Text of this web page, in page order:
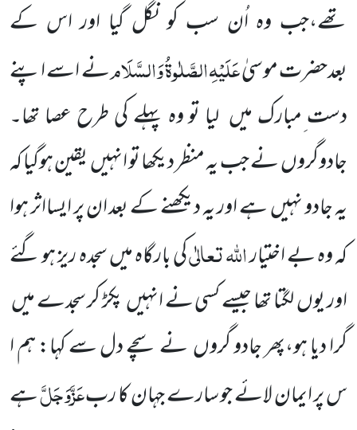
تھے،جب وہ اُن سب کو نگل گیا اور اس کے
بعدحضرت موسیٰعَلَیْہِالصَّلٰوۃُوَالسَّلَامنے اسے اپنے
دست ِمبارک میں لیا تو وہ پہلے کی طرح عصا تھا۔
جادوگروں نے جب یہ منظر دیکھا تو انہیں یقین ہوگیا کہ
یہ جادو نہیں ہے اور یہ دیکھنے کے بعد ان پر ایسااثر ہوا
کہ وہ بے اختیاراللہ تعالٰیکی بارگاہ میں سجدہ ریز ہو گئے
اور یوں لگتا تھا جیسے کسی نے انہیں پکڑ کر سجدے میں
گرا دیا ہو،پھر جادو گروں نے سچے دل سے کہا: ہم ا
س پر ایمان لائے جو سارے جہان کا ربعَزَّوَجَلَّہے